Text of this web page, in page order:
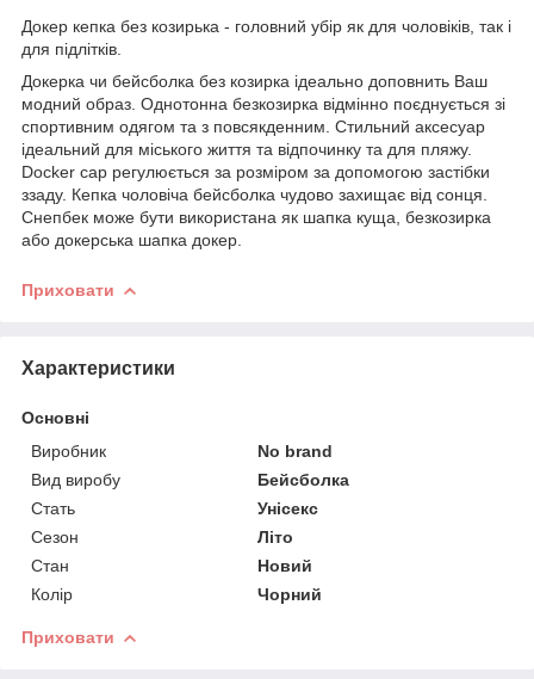
Докер кепка без козирька - головний убір як для чоловіків, так і
для підлітків.
Докерка чи бейсболка без козирка ідеально доповнить Ваш
модний образ. Однотонна безкозирка відмінно поєднується зі
спортивним одягом та з повсякденним. Стильний аксесуар
ідеальний для міського життя та відпочинку та для пляжу.
Docker cap регулюється за розміром за допомогою застібки
ззаду. Кепка чоловіча бейсболка чудово захищає від сонця.
Снепбек може бути використана як шапка куща, безкозирка
або докерська шапка докер.
Приховати
Характеристики
Основні
Виробник
No brand
Вид виробу
Бейсболка
Стать
Унісекс
Сезон
Літо
Стан
Новий
Колір
Чорний
Приховати